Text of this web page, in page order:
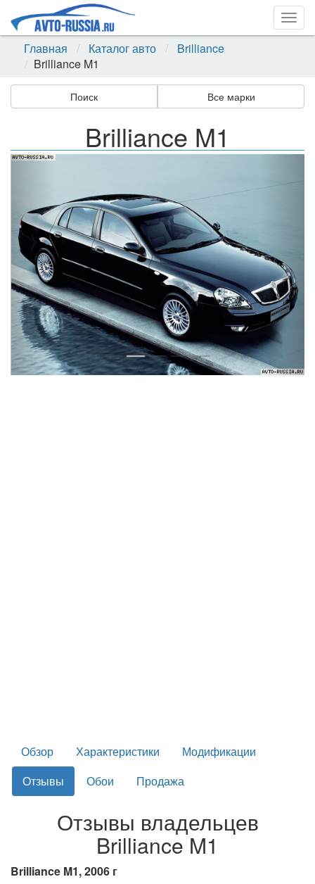
Главная
Каталог авто
Brilliance
Brilliance M1
Поиск Все марки
Brilliance M1
Назад
Обзор Характеристики
Модификации
Отзывы
Обои Продажа
Отзывы владельцев
Brilliance M1
Brilliance M1, 2006 г